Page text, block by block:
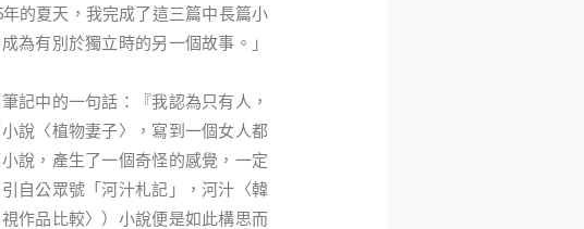
的夏天，我完成了這三篇中長篇小
為有別於獨立時的另一個故事。」
中的一句話：『我認為只有人，
說〈植物妻子〉，寫到一個女人都
說，產生了一個奇怪的感覺，一定
自公眾號「河汁札記」，河汁〈韓
作品比較〉）小說便是如此構思而